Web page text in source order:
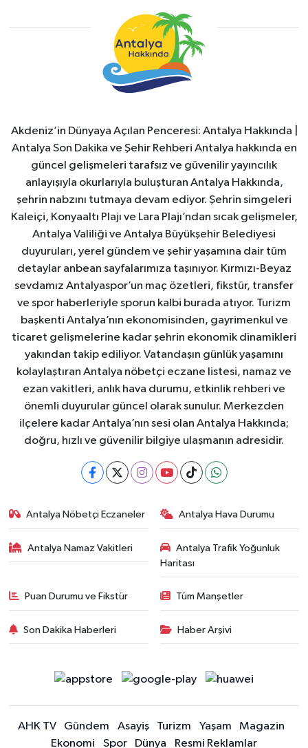
Akdeniz’in Dünyaya Açılan Penceresi: Antalya Hakkında |
Antalya Son Dakika ve Şehir Rehberi Antalya hakkında en
güncel gelişmeleri tarafsız ve güvenilir yayıncılık
anlayışıyla okurlarıyla buluşturan Antalya Hakkında,
şehrin nabzını tutmaya devam ediyor. Şehrin simgeleri
Kaleiçi, Konyaaltı Plajı ve Lara Plajı’ndan sıcak gelişmeler,
Antalya Valiliği ve Antalya Büyükşehir Belediyesi
duyuruları, yerel gündem ve şehir yaşamına dair tüm
detaylar anbean sayfalarımıza taşınıyor. Kırmızı-Beyaz
sevdamız Antalyaspor’un maç özetleri, fikstür, transfer
ve spor haberleriyle sporun kalbi burada atıyor. Turizm
başkenti Antalya’nın ekonomisinden, gayrimenkul ve
ticaret gelişmelerine kadar şehrin ekonomik dinamikleri
yakından takip ediliyor. Vatandaşın günlük yaşamını
kolaylaştıran Antalya nöbetçi eczane listesi, namaz ve
ezan vakitleri, anlık hava durumu, etkinlik rehberi ve
önemli duyurular güncel olarak sunulur. Merkezden
ilçelere kadar Antalya’nın sesi olan Antalya Hakkında;
doğru, hızlı ve güvenilir bilgiye ulaşmanın adresidir.
Antalya Nöbetçi Eczaneler Antalya Hava Durumu
Antalya Namaz Vakitleri
Antalya Trafik Yoğunluk
Haritası
Puan Durumu ve Fikstür Tüm Manşetler
Son Dakika Haberleri Haber Arşivi
AHK TV Gündem Asayiş Turizm Yaşam
Magazin
Ekonomi
Spor Dünya Resmi Reklamlar